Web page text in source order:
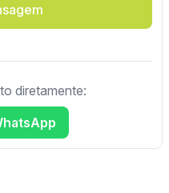
diretamente: